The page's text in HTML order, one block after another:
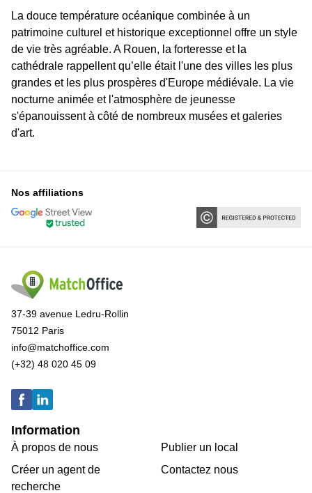
La douce température océanique combinée à un
patrimoine culturel et historique exceptionnel offre un style
de vie très agréable. A Rouen, la forteresse et la
cathédrale rappellent qu’elle était l'une des villes les plus
grandes et les plus prospères d'Europe médiévale. La vie
nocturne animée et l'atmosphère de jeunesse
s'épanouissent à côté de nombreux musées et galeries
d'art.
Nos affiliations
37-39 avenue Ledru-Rollin
75012 Paris
info@matchoffice.com
(+32) 48 020 45 09
Information
À propos de nous
Créer un agent de
recherche
Publier un local
Contactez nous